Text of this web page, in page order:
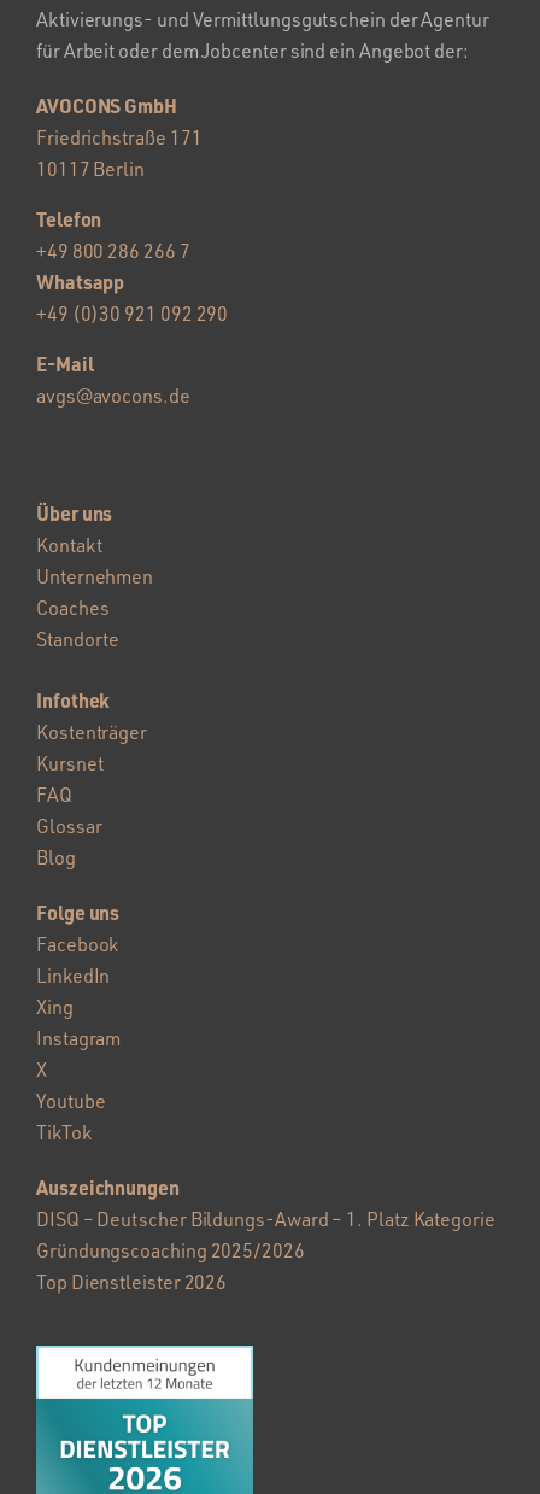
Aktivierungs- und Vermittlungsgutschein der Agentur
für Arbeit oder dem Jobcenter sind ein Angebot der:
AVOCONS GmbH
Friedrichstraße 171
10117 Berlin
Telefon
+49 800 286 266 7
Whatsapp
+49 (0)30 921 092 290
E-Mail
avgs@avocons.de
Über uns
Kontakt
Unternehmen
Coaches
Standorte
Infothek
Kostenträger
Kursnet
FAQ
Glossar
Blog
Folge uns
Facebook
LinkedIn
Xing
Instagram
X
Youtube
TikTok
Auszeichnungen
DISQ – Deutscher Bildungs-Award – 1. Platz Kategorie
Gründungscoaching 2025/2026
Top Dienstleister 2026